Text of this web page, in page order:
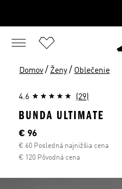
Domov / Ženy / Oblečenie
4.6 (29)
BUNDA ULTIMATE
Aktuálna cena
€ 96
€ 60 Posledná najnižšia cena
€ 120 Pôvodná cena